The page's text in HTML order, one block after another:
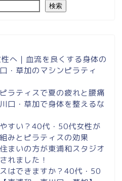
検索
へ｜血流を良くする身体の
・草加のマシンピラティ
ラティスで夏の疲れと腰痛
口・草加で身体を整えるな
すい？40代・50代女性が
みとピラティスの効果
まいの方が東浦和スタジオ
れました！
はできますか？40代・50
内
ラティススタジオ
NAIA
Instagram